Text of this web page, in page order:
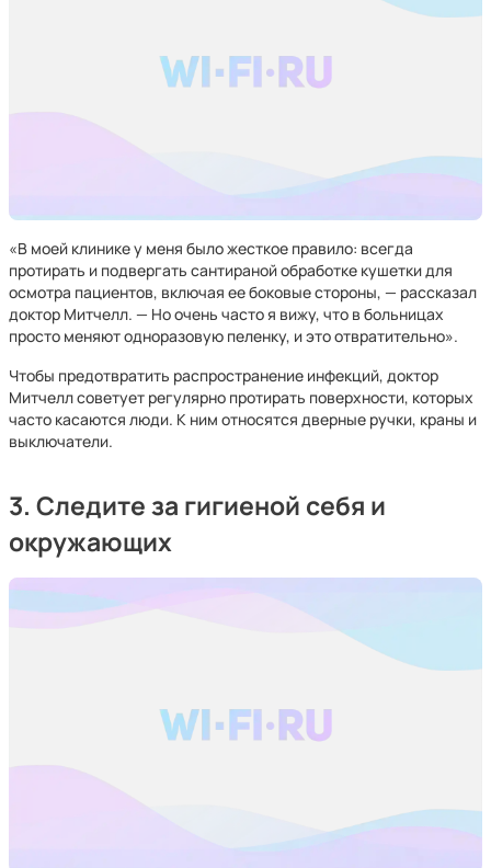
«В моей клинике у меня было жесткое правило: всегда
протирать и подвергать сантираной обработке кушетки для
осмотра пациентов, включая ее боковые стороны, — рассказал
доктор Митчелл. — Но очень часто я вижу, что в больницах
просто меняют одноразовую пеленку, и это отвратительно».
Чтобы предотвратить распространение инфекций, доктор
Митчелл советует регулярно протирать поверхности, которых
часто касаются люди. К ним относятся дверные ручки, краны и
выключатели.
3. Следите за гигиеной себя и
окружающих